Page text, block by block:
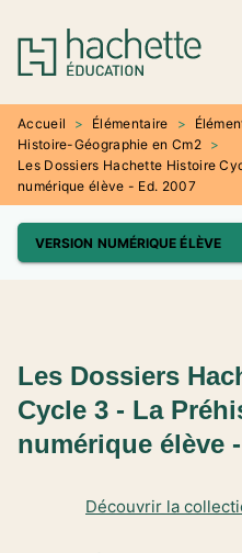
MENU RECHERCHE
PIED DE PAGE
Accueil > Élémentaire >
Histoire-Géographie en Cm2
>
Les Dossiers Hachette Histoire
numérique élève - Ed. 2007
VERSION NUMÉRIQUE ÉLÈVE
Découvrir la
Les Dossiers
Cycle 3 - La
numérique élève